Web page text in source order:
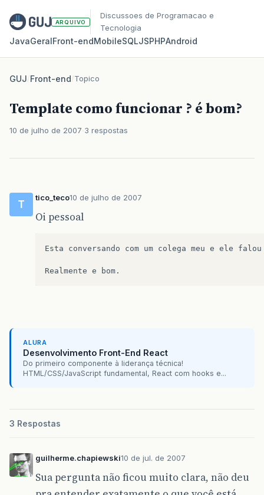
ARQUIVO
Discussoes de Programacao e
Tecnologia
JavaGeralFront‑endMobileSQLJSPHPAndroid
GUJ/Front-end/Topico
Template como funcionar ? é bom?
10 de julho de 2007 3 respostas
T
tico_teco10 de julho de 2007
Oi pessoal
Esta conversando com um colega meu e ele
ALURA
Desenvolvimento Front-End React
Do primeiro componente à liderança técnica!
HTML/CSS/JavaScript fundamental, React com hooks e...
3 Respostas
guilherme.chapiewski10 de jul. de 2007
Sua pergunta não ficou muito clara, não deu